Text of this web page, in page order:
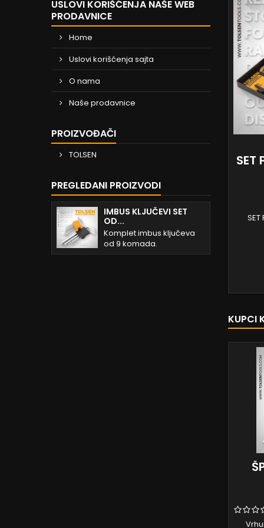
USLOVI KORIŠĆENJA NAŠE WEB
PRODAVNICE
Home
Uslovi korišćenja sajta
O nama
Naše prodavnice
PROIZVOĐAČI
TOLSEN
PREGLEDANI PROIZVODI
IMBUS KLJUČEVI SET
OD...
Komplet imbus ključeva
od 9 komada.
SET
SET
KUPCI